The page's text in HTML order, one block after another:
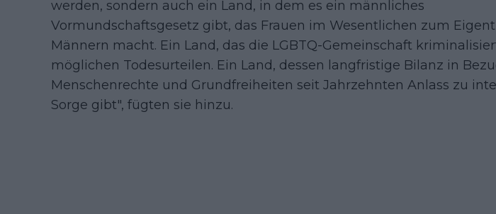
werden, sondern auch ein Land, in dem es ein männliches
Vormundschaftsgesetz gibt, das Frauen im Wesentlichen zum
Männern macht. Ein Land, das die LGBTQ-Gemeinschaft
möglichen Todesurteilen. Ein Land, dessen langfristige Bilanz in
Menschenrechte und Grundfreiheiten seit Jahrzehnten Anlass zu
Sorge gibt", fügten sie hinzu.